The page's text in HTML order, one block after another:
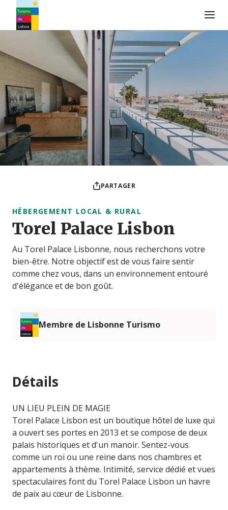
Logo de Turismo de Lisboa
PARTAGER
HÉBERGEMENT LOCAL & RURAL
Torel Palace Lisbon
Au Torel Palace Lisbonne, nous recherchons votre
bien-être. Notre objectif est de vous faire sentir
comme chez vous, dans un environnement entouré
d'élégance et de bon goût.
Membre de Lisbonne Turismo
Détails
UN LIEU PLEIN DE MAGIE
Torel Palace Lisbon est un boutique hôtel de luxe qui
a ouvert ses portes en 2013 et se compose de deux
palais historiques et d'un manoir. Sentez-vous
comme un roi ou une reine dans nos chambres et
appartements à thème. Intimité, service dédié et vues
spectaculaires font du Torel Palace Lisbon un havre
de paix au cœur de Lisbonne.